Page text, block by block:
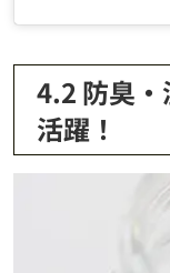
4.2 防臭
活躍！